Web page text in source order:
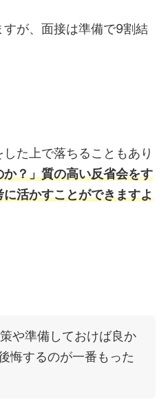
が、面接は準備で9割結
た上で落ちることもあり
？」質の高い反省会をす
活かすことができますよ
や準備しておけば良か
悔するのが一番もった